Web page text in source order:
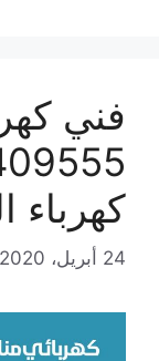
فني
كهرباء
24 أبريل، 2020